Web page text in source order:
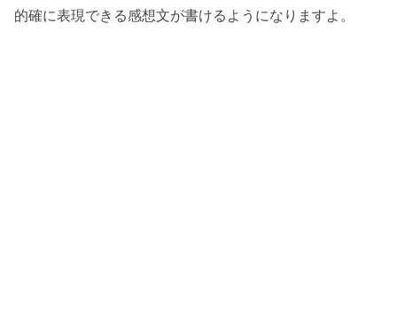
的確に表現できる感想文が書けるようになりますよ。